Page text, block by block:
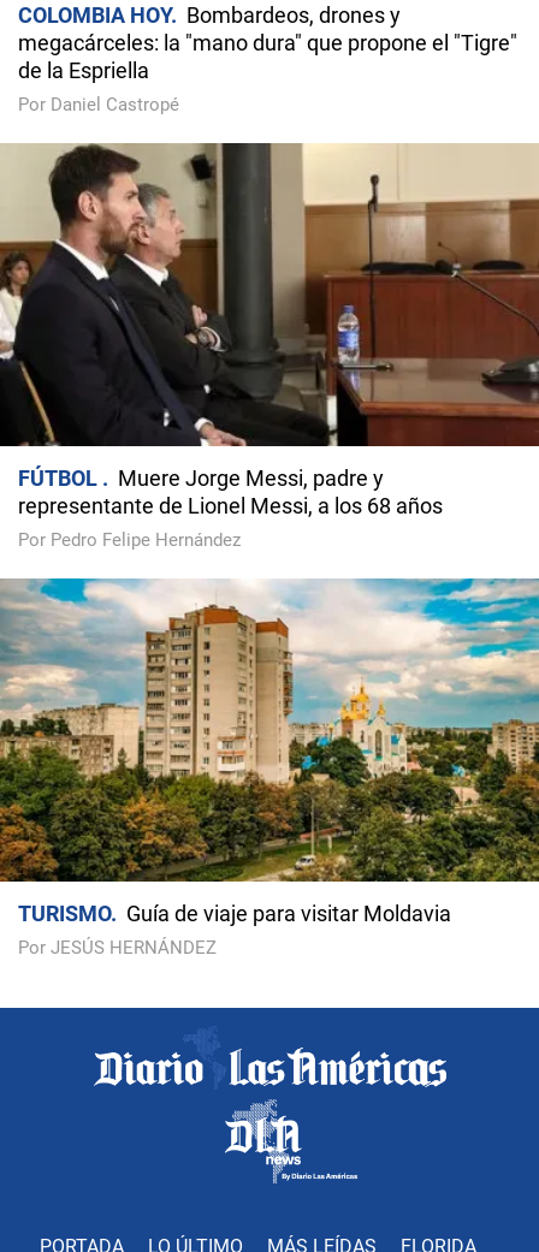
COLOMBIA HOY
Bombardeos, drones y
megacárceles: la "mano dura" que propone el "Tigre"
de la Espriella
Por Daniel Castropé
FÚTBOL
Muere Jorge Messi, padre y
representante de Lionel Messi, a los 68 años
Por Pedro Felipe Hernández
TURISMO Guía de viaje para visitar Moldavia
Por JESÚS HERNÁNDEZ
PORTADA LO ÚLTIMO MÁS LEÍDAS FLORIDA